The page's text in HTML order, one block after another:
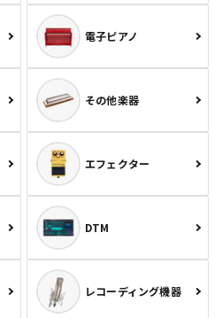
電子ピアノ
その他楽器
エフェクター
DTM
レコーディング機器